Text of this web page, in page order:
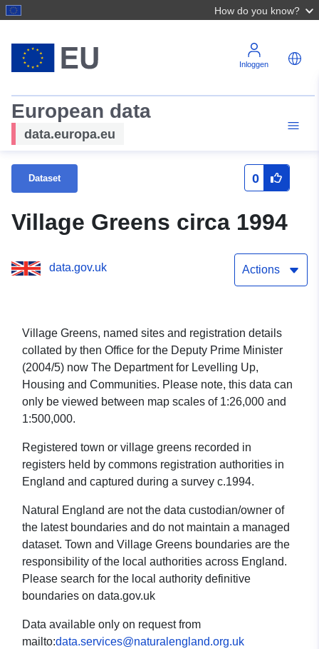
How do you know?
Inloggen
European data
data.europa.eu
Dataset 0
Village Greens circa 1994
data.gov.uk Actions
Village Greens, named sites and registration details
collated by then Office for the Deputy Prime Minister
(2004/5) now The Department for Levelling Up,
Housing and Communities. Please note, this data can
only be viewed between map scales of 1:26,000 and
1:500,000.
Registered town or village greens recorded in
registers held by commons registration authorities in
England and captured during a survey c.1994.
Natural England are not the data custodian/owner of
the latest boundaries and do not maintain a managed
dataset. Town and Village Greens boundaries are the
responsibility of the local authorities across England.
Please search for the local authority definitive
boundaries on data.gov.uk
Data available only on request from
mailto:data.services@naturalengland.org.uk